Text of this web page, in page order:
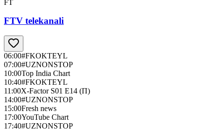
FT
FTV telekanali
06:00#FKOKTEYL
07:00#UZNONSTOP
10:00Top India Chart
10:40#FKOKTEYL
11:00X-Factor S01 E14 (П)
14:00#UZNONSTOP
15:00Fresh news
17:00YouTube Chart
17:40#UZNONSTOP